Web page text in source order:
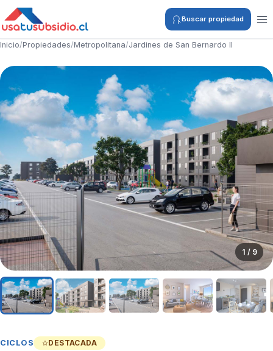
Buscar propiedad
Inicio/Propiedades/Metropolitana/Jardines de San Bernardo II
1 / 9
CICLOS DESTACADA